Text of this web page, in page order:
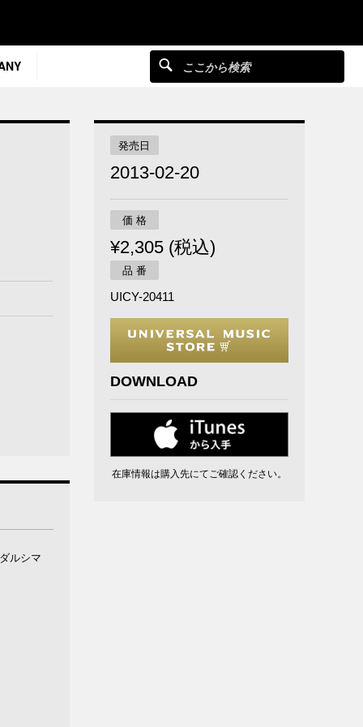
ルシマ
発売日
2013-02-20
価 格
¥2,305 (税込)
品 番
UICY-20411
DOWNLOAD
在庫情報は購入先にてご確認ください。